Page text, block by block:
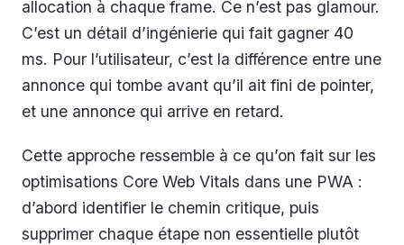
allocation à chaque frame. Ce n’est pas glamour.
C’est un détail d’ingénierie qui fait gagner 40
ms. Pour l’utilisateur, c’est la différence entre une
annonce qui tombe avant qu’il ait fini de pointer,
et une annonce qui arrive en retard.
Cette approche ressemble à ce qu’on fait sur les
optimisations Core Web Vitals dans une PWA :
d’abord identifier le chemin critique, puis
supprimer chaque étape non essentielle plutôt